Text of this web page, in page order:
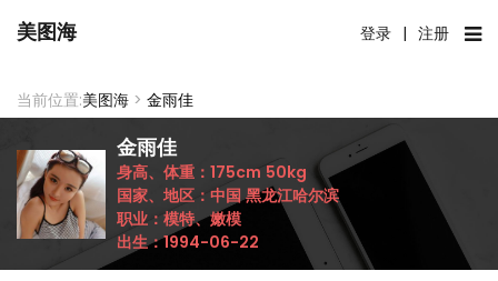
美图海 登录 | 注册
当前位置:美图海 > 金雨佳
金雨佳
身高、体重： 175cm 50kg
国家、地区： 中国 黑龙江哈尔滨
职业： 模特、嫩模
出生：1994-06-22